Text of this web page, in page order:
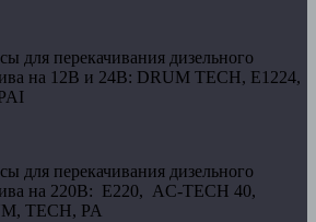
для перекачивания дизельного
на 12В и 24В: DRUM TECH, Е1224,
для перекачивания дизельного
на 220В: Е220, АC-TECH 40,
TECH, PA